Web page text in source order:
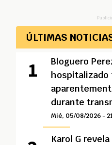
ÚLTIMAS
Bloguero
hospitalizado
durante
Mié, 05/08/2026 -
Karol G